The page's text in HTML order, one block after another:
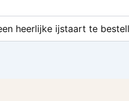
heerlijke ijstaart te